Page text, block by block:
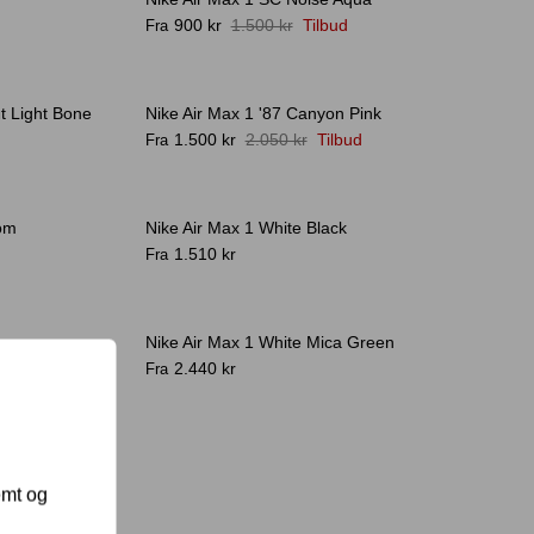
og
Fra 900 kr 1.500 kr Tilbud
Light Bone
-27%
Nike Air Max 1 '87 Canyon Pink
Fra 1.500 kr 2.050 kr Tilbud
-11%
Nike Air Max 1 White Black
Fra 1.510 kr
Nike Air Max 1 White Mica Green
Fra 2.440 kr